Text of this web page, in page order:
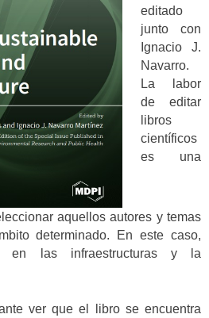
editado
junto con
Ignacio J.
Navarro.
La labor
de editar
libros
científicos
es una
aquellos autores y temas
determinado. En este caso,
en las infraestructuras y la
ver que el libro se encuentra